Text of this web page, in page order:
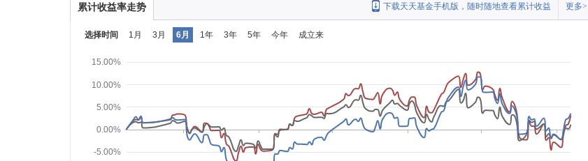
累计收益率走势 更多>
下载天天基金手机版，随时随地查看累计收益
选择时间 1月 3月 6月 1年 3年 5年 今年 成立来
-5.00%
0.00%
5.00%
10.00%
15.00%